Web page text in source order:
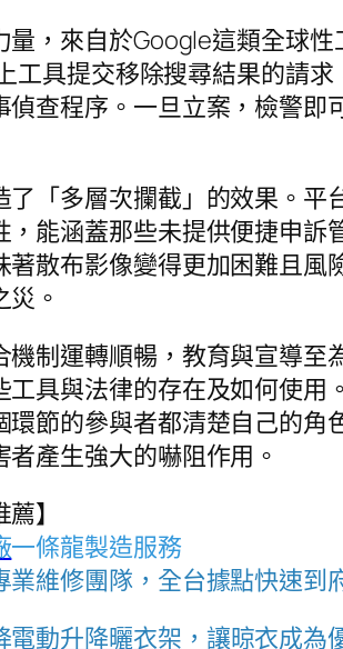
量，來自於Google這類全球
工具提交移除搜尋結果的請
偵查程序。一旦立案，檢警
了「多層次攔截」的效果。
，能涵蓋那些未提供便捷申
著散布影像變得更加困難且
。
機制運轉順暢，教育與宣導至
工具與法律的存在及如何使
環節的參與者都清楚自己的
者產生強大的嚇阻作用。
】
一條龍製造服務
業維修團隊，全台據點快速到
電動升降曬衣架 ，讓晾衣成為